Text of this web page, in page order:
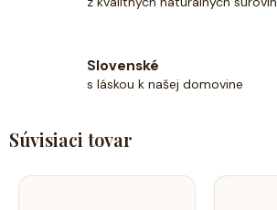
Slovenské
s láskou k našej domovine
Súvisiaci tovar